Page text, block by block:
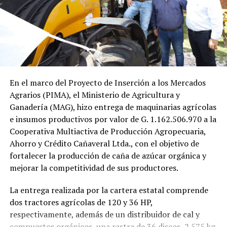
En el marco del Proyecto de Inserción a los Mercados
Agrarios (PIMA), el Ministerio de Agricultura y
Ganadería (MAG), hizo entrega de maquinarias agrícolas
e insumos productivos por valor de G. 1.162.506.970 a la
Cooperativa Multiactiva de Producción Agropecuaria,
Ahorro y Crédito Cañaveral Ltda., con el objetivo de
fortalecer la producción de caña de azúcar orgánica y
mejorar la competitividad de sus productores.
La entrega realizada por la cartera estatal comprende
dos tractores agrícolas de 120 y 36 HP,
respectivamente, además de un distribuidor de cal y